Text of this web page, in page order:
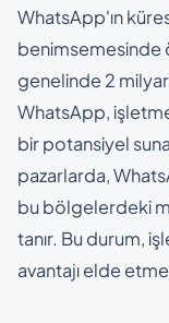
WhatsApp'ın
benimsemesinde
genelinde 2
WhatsApp,
bir potansiyel
pazarlarda,
bu bölgelerdeki
tanır. Bu durum,
avantajı elde